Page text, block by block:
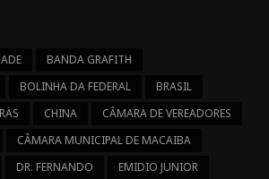
BANDA GRAFITH
BOLINHA DA FEDERAL
BRASIL
CHINA
CÂMARA DE VEREADORES
CÂMARA MUNICIPAL DE MACAIBA
DR. FERNANDO
EMIDIO JUNIOR